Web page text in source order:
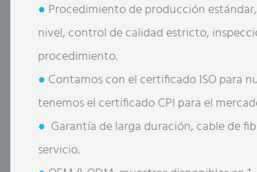
● Procedimiento de producción
nivel, control de calidad estricto,
procedimiento.
● Contamos con el certificado ISO para
tenemos el certificado CPI para el
● Garantía de larga duración, cable de
servicio.